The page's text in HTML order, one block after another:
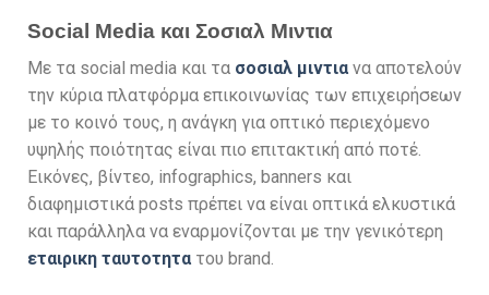
Social Media και Σοσιαλ Μιντια
Με τα social media και τα σοσιαλ μιντιανα αποτελούν
την κύρια πλατφόρμα επικοινωνίας των επιχειρήσεων
με το κοινό τους, η ανάγκη για οπτικό περιεχόμενο
υψηλής ποιότητας είναι πιο επιτακτική από ποτέ.
Εικόνες, βίντεο, infographics, banners και
διαφημιστικά posts πρέπει να είναι οπτικά ελκυστικά
και παράλληλα να εναρμονίζονται με την γενικότερη
εταιρικη ταυτοτητατου brand.